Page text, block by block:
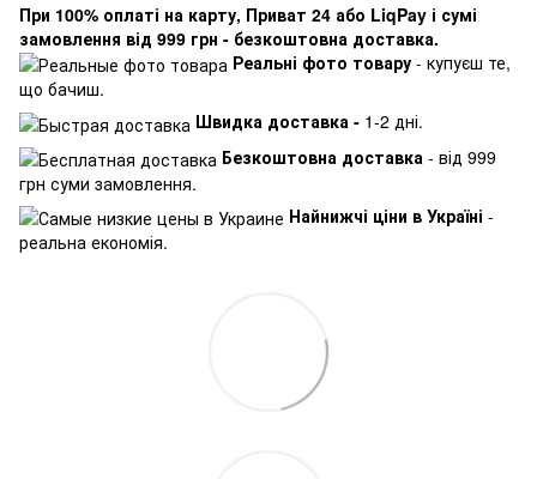
При 100% оплаті на карту, Приват 24 або LiqPay і сумі
замовлення від 999 грн - безкоштовна доставка.
Реальні фото товару - купуєш те,
що бачиш.
Швидка доставка - 1-2 дні.
Безкоштовна доставка - від 999
грн суми замовлення.
Найнижчі ціни в Україні -
реальна економія.